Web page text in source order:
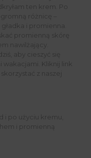
ten krem. Po
różnicę –
i promienna.
promienną skórę
nawilżający.
aby cieszyć się
Kliknij link
z naszej
i po użyciu kremu,
i promienną